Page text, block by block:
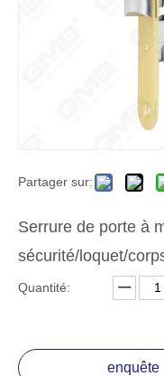
Partager sur:
Serrure de porte à
sécurité/loquet/
Quantité:
enquête